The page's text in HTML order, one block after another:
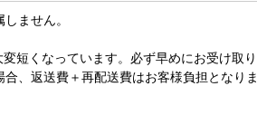
ません。
短くなっています。必ず早めにお受け取り
、返送費＋再配送費はお客様負担となりま